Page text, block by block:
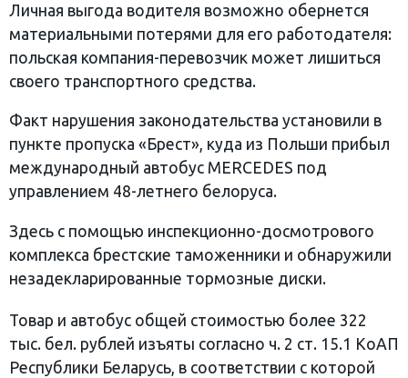
Личная выгода водителя возможно обернется
материальными потерями для его работодателя:
польская компания-перевозчик может лишиться
своего транспортного средства.
Факт нарушения законодательства установили в
пункте пропуска «Брест», куда из Польши прибыл
международный автобус MERСEDES под
управлением 48-летнего белоруса.
Здесь с помощью инспекционно-досмотрового
комплекса брестские таможенники и обнаружили
незадекларированные тормозные диски.
Товар и автобус общей стоимостью более 322
тыс. бел. рублей изъяты согласно ч. 2 ст. 15.1 КоАП
Республики Беларусь, в соответствии с которой